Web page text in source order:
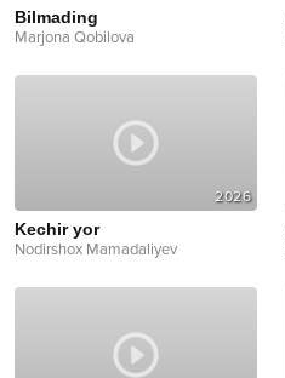
Bilmading
Marjona Qobilova
2026
Kechir yor
Nodirshox Mamadaliyev